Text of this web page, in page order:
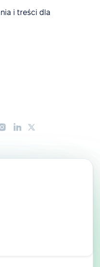
i treści dla